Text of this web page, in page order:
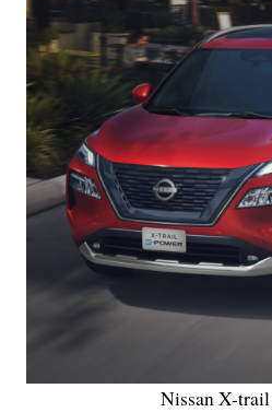
Nissan X-trail